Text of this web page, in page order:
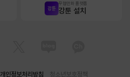
무협만화 플랫폼
강툰 설치
개인정보처리방침 청소년보호정책